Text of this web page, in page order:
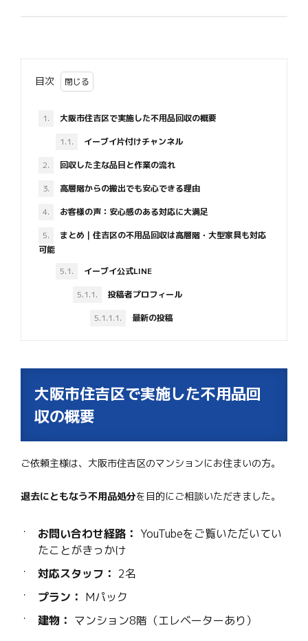
目次
1.
大阪市住吉区で実施した不用品回収の概要
1.1.
イーブイ片付けチャンネル
2.
回収した主な品目と作業の流れ
3.
高層階からの搬出でも安心できる理由
4.
お客様の声：安心感のある対応に大満足
5.
まとめ｜住吉区の不用品回収は高層階・大型家具も対応
可能
5.1.
イーブイ公式LINE
5.1.1.
投稿者プロフィール
5.1.1.1.
最新の投稿
大阪市住吉区で実施した不用品回
収の概要
ご依頼主様は、大阪市住吉区のマンションにお住まいの方。
退去にともなう不用品処分を目的にご相談いただきました。
お問い合わせ経路： YouTubeをご覧いただいてい
たことがきっかけ
対応スタッフ： 2名
プラン： Mパック
建物： マンション8階（エレベーターあり）